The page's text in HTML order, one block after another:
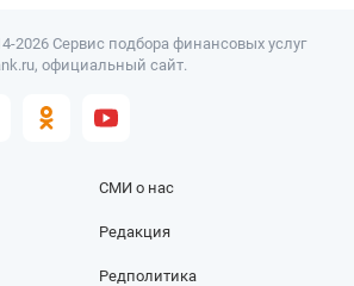
2026 Сервис подбора финансовых услуг
официальный сайт.
СМИ о нас
Редакция
Редполитика